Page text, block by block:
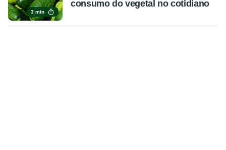
3 min
consumo do vegetal no cotidiano